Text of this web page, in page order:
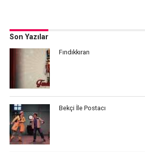
Son Yazılar
Fındıkkıran
Bekçi İle Postacı